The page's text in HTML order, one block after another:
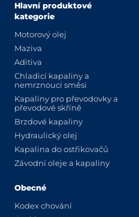
Hlavní produktové
kategorie
Motorový olej
Maziva
Aditiva
Chladicí kapaliny a
nemrznoucí směsi
Kapaliny pro převodovky a
převodové skříně
Brzdové kapaliny
Hydraulický olej
Kapalina do ostřikovačů
Závodní oleje a kapaliny
Obecné
Kodex chování